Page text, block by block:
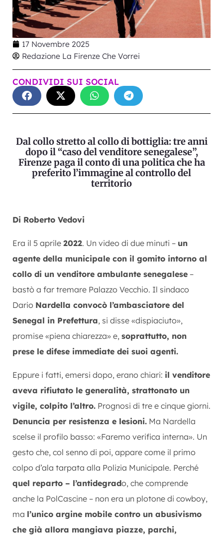
17 Novembre 2025
Redazione La Firenze Che Vorrei
CONDIVIDI SUI SOCIAL
Dal collo stretto al collo di bottiglia: tre anni
dopo il “caso del venditore senegalese”,
Firenze paga il conto di una politica che ha
preferito l’immagine al controllo del
territorio
Di Roberto Vedovi
Era il 5 aprile 2022. Un video di due minuti – un
agente della municipale con il gomito intorno al
collo di un venditore ambulante senegalese –
bastò a far tremare Palazzo Vecchio. Il sindaco
Dario Nardella convocò l’ambasciatore del
Senegal in Prefettura, si disse «dispiaciuto»,
promise «piena chiarezza» e, soprattutto, non
prese le difese immediate dei suoi agenti.
Eppure i fatti, emersi dopo, erano chiari: il venditore
aveva rifiutato le generalità, strattonato un
vigile, colpito l’altro. Prognosi di tre e cinque giorni.
Denuncia per resistenza e lesioni. Ma Nardella
scelse il profilo basso: «Faremo verifica interna». Un
gesto che, col senno di poi, appare come il primo
colpo d’ala tarpata alla Polizia Municipale. Perché
quel reparto – l’antidegrado, che comprende
anche la PolCascine – non era un plotone di cowboy,
ma l’unico argine mobile contro un abusivismo
che già allora mangiava piazze, parchi,